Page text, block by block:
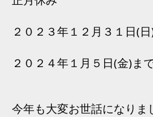
２０２３年１２月３１日(日
２０２４年１月５日(金)ま
今年も大変お世話になりま